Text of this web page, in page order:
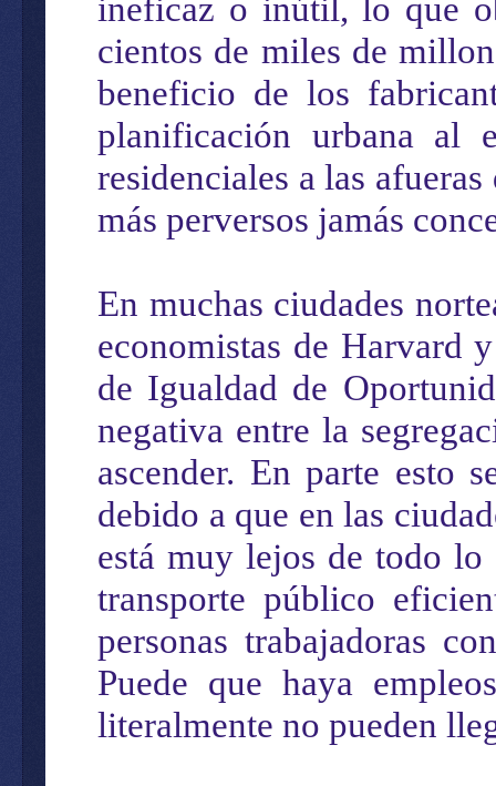
cientos de miles de
beneficio de los
planificación urbana al
residenciales a las
más perversos jamás
En muchas ciudades
economistas de Harvard
de Igualdad de
negativa entre la
ascender. En parte esto
debido a que en las
está muy lejos de todo lo
transporte público
personas trabajadoras
Puede que haya
literalmente no pueden